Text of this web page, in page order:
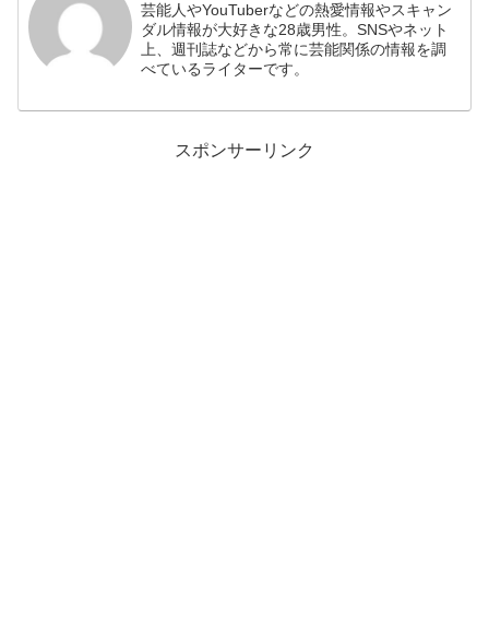
芸能人やYouTuberなどの熱愛情報やスキャン
ダル情報が大好きな28歳男性。SNSやネット
上、週刊誌などから常に芸能関係の情報を調
べているライターです。
スポンサーリンク